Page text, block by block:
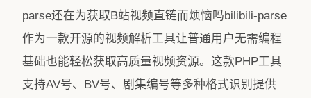
parse还在为获取B站视频直链而烦恼吗bilibili-parse
作为一款开源的视频解析工具让普通用户无需编程
基础也能轻松获取高质量视频资源。这款PHP工具
支持AV号、BV号、剧集编号等多种格式识别提供